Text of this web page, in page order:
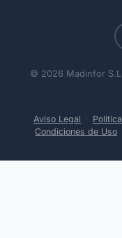
© 2026 Madinfor
Aviso Legal ·
Condiciones de Uso